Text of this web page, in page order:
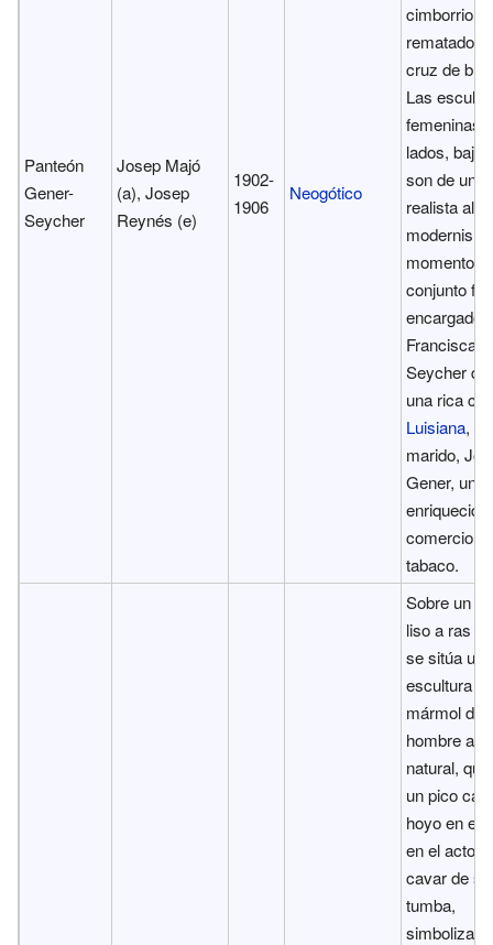
Panteón
Gener-
Seycher
Josep Majó
(a), Josep
Reynés (e)
1902-
1906
Neogótico
cimborrio,
rematado
cruz de
Las
femeninas
lados, bajo
son de un
realista
momento.
conjunto fue
encargado
Francisca
Seycher de
una rica
Luisiana,
marido,
Gener, un
comercio
tabaco.
Sobre un
liso a ras
se sitúa
escultura de
mármol de
hombre a
natural,
un pico
hoyo en el
en el acto
cavar de
tumba,